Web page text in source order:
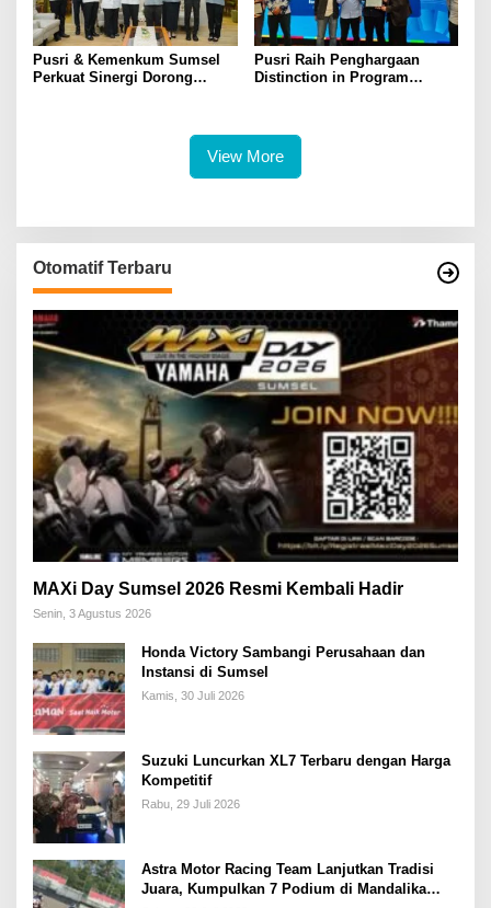
Pusri & Kemenkum Sumsel
Perkuat Sinergi Dorong
Pusri Raih Penghargaan
Distinction in Program
View More
Otomatif Terbaru
MAXi Day Sumsel 2026 Resmi Kembali Hadir
Senin, 3 Agustus 2026
Honda Victory Sambangi Perusahaan dan
Instansi di Sumsel
Kamis, 30 Juli 2026
Suzuki Luncurkan XL7 Terbaru dengan Harga
Kompetitif
Rabu, 29 Juli 2026
Astra Motor Racing Team Lanjutkan Tradisi
Juara, Kumpulkan 7 Podium di Mandalika